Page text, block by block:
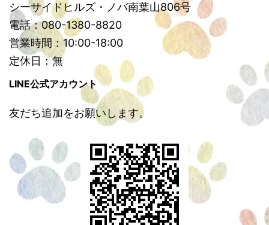
シーサイドヒルズ・ノバ南葉山806号
電話：080-1380-8820
営業時間：10:00-18:00
定休日：無
LINE公式アカウント
友だち追加をお願いします。